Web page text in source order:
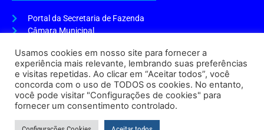
Portal da Secretaria de Fazenda
Câmara Municipal
ENDEREÇO E HORÁRIO
Endereço:Praça Tiradentes, s/n – Centro, Cabo Frio – RJ, 28906-290
Atendimento do Protocolo Geral da Prefeitura:9h às 16h
Horário de Funcionamento:
8h às 17h
Usamos cookies em nosso site para fornecer a
experiência mais relevante, lembrando suas preferências
e visitas repetidas. Ao clicar em “Aceitar todos”, você
concorda com o uso de TODOS os cookies. No entanto,
você pode visitar "Configurações de cookies" para
fornecer um consentimento controlado.